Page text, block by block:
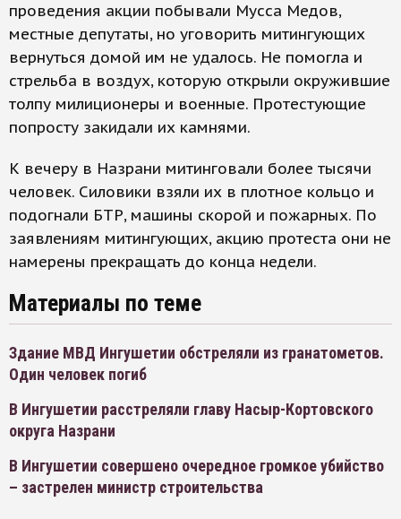
проведения акции побывали Мусса Медов,
местные депутаты, но уговорить митингующих
вернуться домой им не удалось. Не помогла и
стрельба в воздух, которую открыли окружившие
толпу милиционеры и военные. Протестующие
попросту закидали их камнями.
К вечеру в Назрани митинговали более тысячи
человек. Силовики взяли их в плотное кольцо и
подогнали БТР, машины скорой и пожарных. По
заявлениям митингующих, акцию протеста они не
намерены прекращать до конца недели.
Материалы по теме
Здание МВД Ингушетии обстреляли из гранатометов.
Один человек погиб
В Ингушетии расстреляли главу Насыр-Кортовского
округа Назрани
В Ингушетии совершено очередное громкое убийство
– застрелен министр строительства